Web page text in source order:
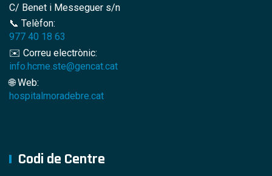
C/ Benet i Messeguer s/n
📞 Telèfon:
977 40 18 63
✉️ Correu electrònic:
info.hcme.ste@gencat.cat
🌐 Web:
hospitalmoradebre.cat
Codi de Centre